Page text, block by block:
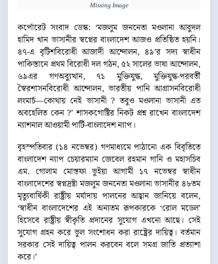
Missing Image
কর্পোরেট সংবাদ ডেস্ক: ‘মজলুম জননেতা মওলানা আবুদল
হামিদ খান ভাসানীর স্বপ্নের বাংলাদেশ আজও প্রতিষ্ঠিত হয়নি।
৪৭-এ বৃটিশবিরোধী আজাদী আন্দোলন, ৪৯’র সদ্য স্বাধীন
পাকিস্তানে প্রথম বিরোধী দল গঠন, ৫২ সালের ভাষা আন্দোলন,
৬৯এর গণঅব্যুত্থান, ৭১ মুক্তিযুদ্ধ, মুক্তিযুদ্ধ-পরবর্তী
স্বৈরশাসনবিরোধী আন্দোলন, ভারতীয় পানি আগ্রাসনবিরোধী
লংমার্চ—কোথায় নেই ভাসানী ? তবুও মওলানা ভাসানী এত
অবহেলিত কেন ?’ শাসকগোষ্টির নিকট প্রশ্ন রাখেন বাংলাদেশ
ন্যাশনাল আওয়ামী পার্টি-বাংলাদেশ ন্যাপ।
বৃহস্পতিবার (১৪ নভেম্বর) গণমাধ্যমে পাঠানো এক বিবৃতিতে
বাংলাদেশ ন্যাপ চেয়ারম্যান জেবেল রহমান গানি ও মহাসচিব
এম. গোলাম মোস্তফা ভুইয়া আগামী ১৭ নভেম্বর স্বাধীন
বাংলাদেশের স্বপ্নদ্রষ্টা মজলুম জননেতা মওলানা ভাসানীর ৪৮তম
মৃত্যুবার্ষিকী রাষ্ট্রীয় মর্যাদায় পালনের আহ্বান জানিয়ে বলেন,
‘স্বাধীন বাংলাদেশের এই অন্যতম রূপকারকে ‘রোল মডেল’
হিসেবে রাষ্ট্রীয় স্বীকৃতি প্রদানের সুযোগ এখনো আছে। সেই
সুযোগ গ্রহন করে ভুল সংশোধন করা রাষ্ট্রের দায়িত্ব। বর্তমান
সরকার সেই দায়িত্ব পালন করবেন বলে সমগ্র জাতি প্রত্যাশা
করে।’